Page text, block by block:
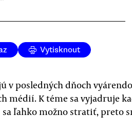
Vytisknout
v posledných dňoch
médií. K téme sa vyjadruje
ľahko možno stratiť, preto